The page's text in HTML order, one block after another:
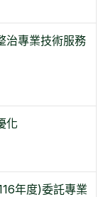
治專業技術服務
化
年度)委託專業